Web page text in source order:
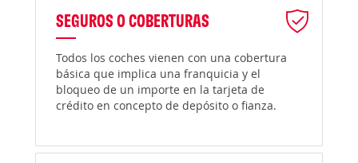
SEGUROS O COBERTURAS
Todos los coches vienen con una cobertura
básica que implica una franquicia y el
bloqueo de un importe en la tarjeta de
crédito en concepto de depósito o fianza.